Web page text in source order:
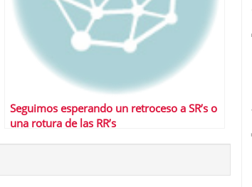
Seguimos esperando un retroceso a SR’s o
una rotura de las RR’s